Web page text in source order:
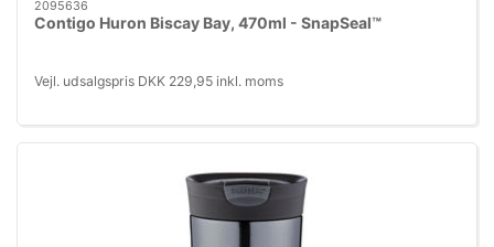
2095636
Contigo Huron Biscay Bay, 470ml - SnapSeal™
Vejl. udsalgspris DKK 229,95 inkl. moms